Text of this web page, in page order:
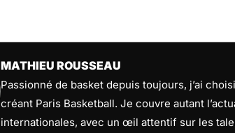
MATHIEU ROUSSEAU
Passionné de basket depuis toujours, j’ai
créant Paris Basketball. Je couvre autant
internationales, avec un œil attentif sur les